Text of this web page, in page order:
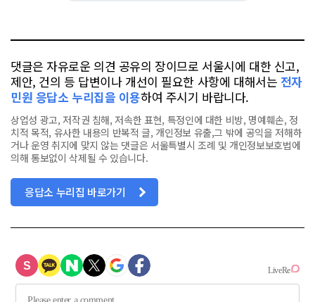
댓글은 자유로운 의견 공유의 장이므로 서울시에 대한 신고,
제안, 건의 등 답변이나 개선이 필요한 사항에 대해서는 전자
민원 응답소 누리집을 이용하여 주시기 바랍니다.
상업성 광고, 저작권 침해, 저속한 표현, 특정인에 대한 비방, 명예훼손, 정
치적 목적, 유사한 내용의 반복적 글, 개인정보 유출,그 밖에 공익을 저해하
거나 운영 취지에 맞지 않는 댓글은 서울특별시 조례 및 개인정보보호법에
의해 통보없이 삭제될 수 있습니다.
응답소 누리집 바로가기